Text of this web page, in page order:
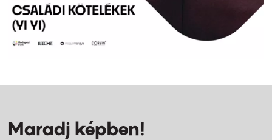
Maradj képben!